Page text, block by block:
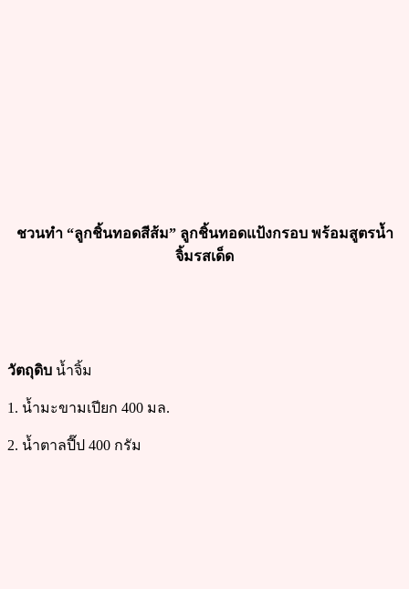
ชวนทำ “ลูกชิ้นทอดสีส้ม” ลูกชิ้นทอดแป้งกรอบ พร้อมสูตรน้ำ
จิ้มรสเด็ด
วัตถุดิบ น้ำจิ้ม
1. น้ำมะขามเปียก 400 มล.
2. น้ำตาลปี๊ป 400 กรัม